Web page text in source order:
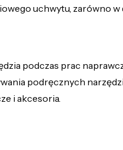
uchwytu, zarówno w
podczas prac
podręcznych narzędzi.
i akcesoria.